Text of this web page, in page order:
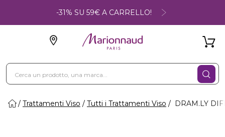
-31% SU 59€ A CARRELLO!
Trattamenti Viso Tutti i Trattamenti Viso DRAM.LY